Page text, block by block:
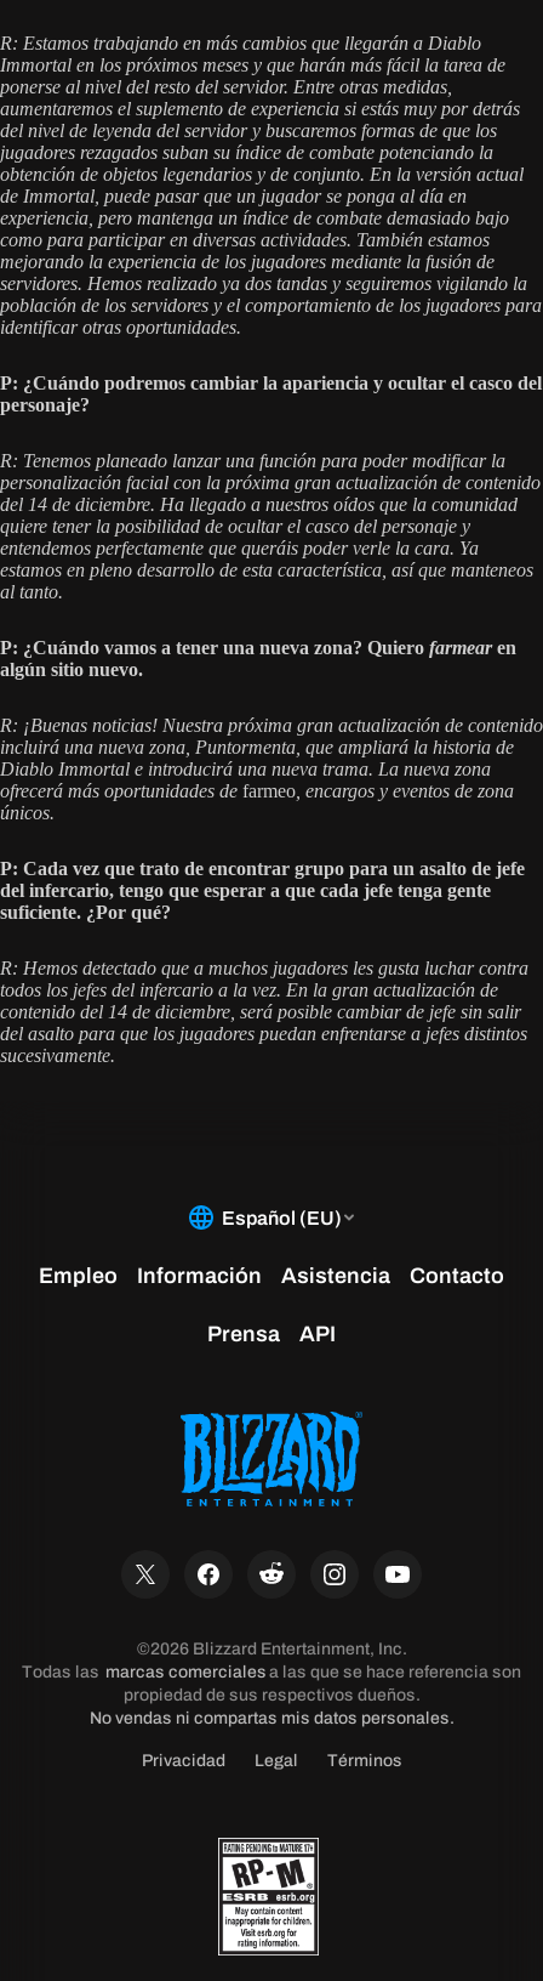
R: Estamos trabajando en más cambios que llegarán a Diablo
Immortal en los próximos meses y que harán más fácil la tarea de
ponerse al nivel del resto del servidor. Entre otras medidas,
aumentaremos el suplemento de experiencia si estás muy por detrás
del nivel de leyenda del servidor y buscaremos formas de que los
jugadores rezagados suban su índice de combate potenciando la
obtención de objetos legendarios y de conjunto. En la versión actual
de Immortal, puede pasar que un jugador se ponga al día en
experiencia, pero mantenga un índice de combate demasiado bajo
como para participar en diversas actividades. También estamos
mejorando la experiencia de los jugadores mediante la fusión de
servidores. Hemos realizado ya dos tandas y seguiremos vigilando la
población de los servidores y el comportamiento de los jugadores para
identificar otras oportunidades.
P: ¿Cuándo podremos cambiar la apariencia y ocultar el casco del
personaje?
R: Tenemos planeado lanzar una función para poder modificar la
personalización facial con la próxima gran actualización de contenido
del 14 de diciembre. Ha llegado a nuestros oídos que la comunidad
quiere tener la posibilidad de ocultar el casco del personaje y
entendemos perfectamente que queráis poder verle la cara. Ya
estamos en pleno desarrollo de esta característica, así que manteneos
al tanto.
P: ¿Cuándo vamos a tener una nueva zona? Quiero farmearen
algún sitio nuevo.
R: ¡Buenas noticias! Nuestra próxima gran actualización de contenido
incluirá una nueva zona, Puntormenta, que ampliará la historia de
Diablo Immortal e introducirá una nueva trama. La nueva zona
ofrecerá más oportunidades de farmeo , encargos y eventos de zona
únicos.
P: Cada vez que trato de encontrar grupo para un asalto de jefe
del infercario, tengo que esperar a que cada jefe tenga gente
suficiente. ¿Por qué?
R: Hemos detectado que a muchos jugadores les gusta luchar contra
todos los jefes del infercario a la vez. En la gran actualización de
contenido del 14 de diciembre, será posible cambiar de jefe sin salir
del asalto para que los jugadores puedan enfrentarse a jefes distintos
sucesivamente.